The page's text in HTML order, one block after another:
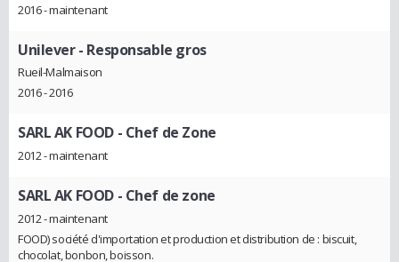
2016 - maintenant
Unilever- Responsable gros
Rueil-Malmaison
2016 - 2016
SARL AK FOOD- Chef de Zone
2012 - maintenant
SARL AK FOOD- Chef de zone
2012 - maintenant
FOOD) société d'importation et production et distribution de : biscuit,
chocolat, bonbon, boisson.